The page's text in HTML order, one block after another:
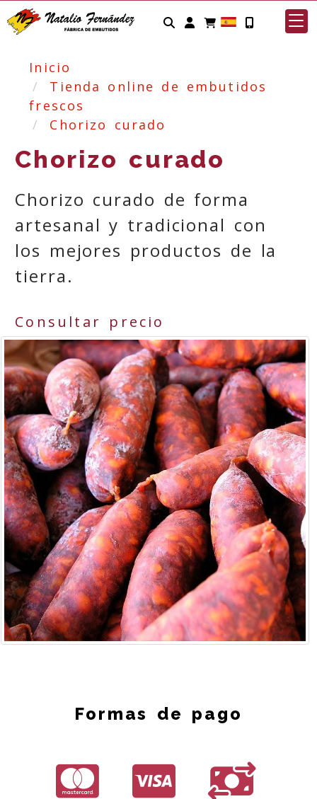
Identifícate
Inicio
Tienda online de embutidos
frescos
Chorizo curado
Chorizo curado
Chorizo curado de forma
artesanal y tradicional con
los mejores productos de la
tierra.
Consultar precio
Formas de pago